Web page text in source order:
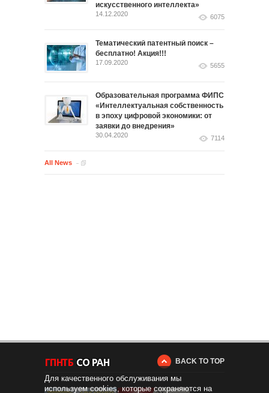
искусственного интеллекта»
14.12.2020 6075
Тематический патентный поиск –
бесплатно! Акция!!!
17.09.2020 5655
Образовательная программа ФИПС
«Интеллектуальная собственность
в эпоху цифровой экономики: от
заявки до внедрения»
30.04.2020 7114
All News
BACK TO TOP
Для качественного обслуживания мы
используем cookies, которые сохраняются на